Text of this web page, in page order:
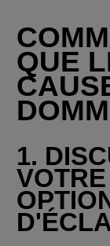
QUE
1.